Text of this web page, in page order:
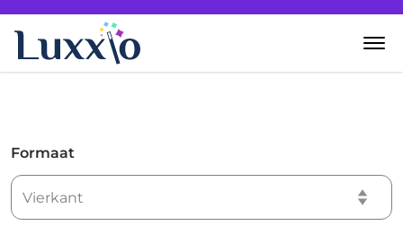
Wanddecoratie
Zelf creëren
Formaat